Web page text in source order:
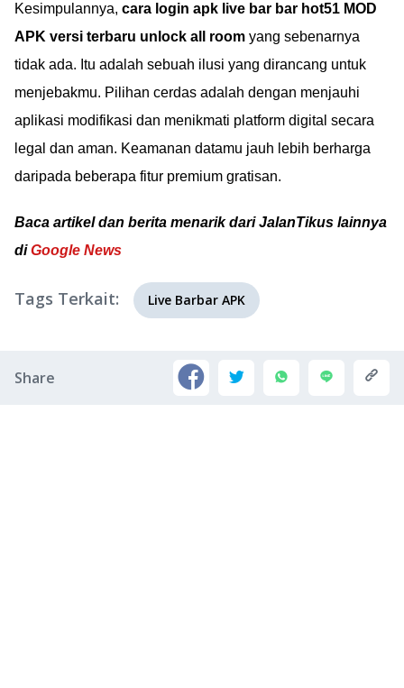
Kesimpulannya, cara login apk live bar bar hot51 MOD
APK versi terbaru unlock all room yang sebenarnya
tidak ada. Itu adalah sebuah ilusi yang dirancang untuk
menjebakmu. Pilihan cerdas adalah dengan menjauhi
aplikasi modifikasi dan menikmati platform digital secara
legal dan aman. Keamanan datamu jauh lebih berharga
daripada beberapa fitur premium gratisan.
Baca artikel dan berita menarik dari JalanTikus lainnya
diGoogle News
Tags Terkait: Live Barbar APK
Share